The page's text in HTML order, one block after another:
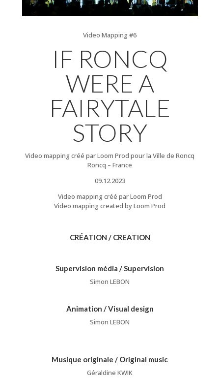
Video Mapping #6
IF RONCQ
WERE A
FAIRYTALE
STORY
Video mapping créé par Loom Prod pour la Ville de Roncq
Roncq – France
09.12.2023
Video mapping créé par Loom Prod
Video mapping created by Loom Prod
CRÉATION / CREATION
Supervision média / Supervision
Simon LEBON
Animation / Visual design
Simon LEBON
Musique originale / Original music
Géraldine KWIK